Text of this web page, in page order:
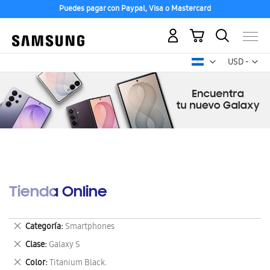
Puedes pagar con Paypal, Visa o Mastercard
USD -
dólar
Mi carrito
Tienda Online
Categoría Smartphones
Eliminar
este
artículo
Clase Galaxy S
Eliminar
este
Color Titanium Black.
Eliminar